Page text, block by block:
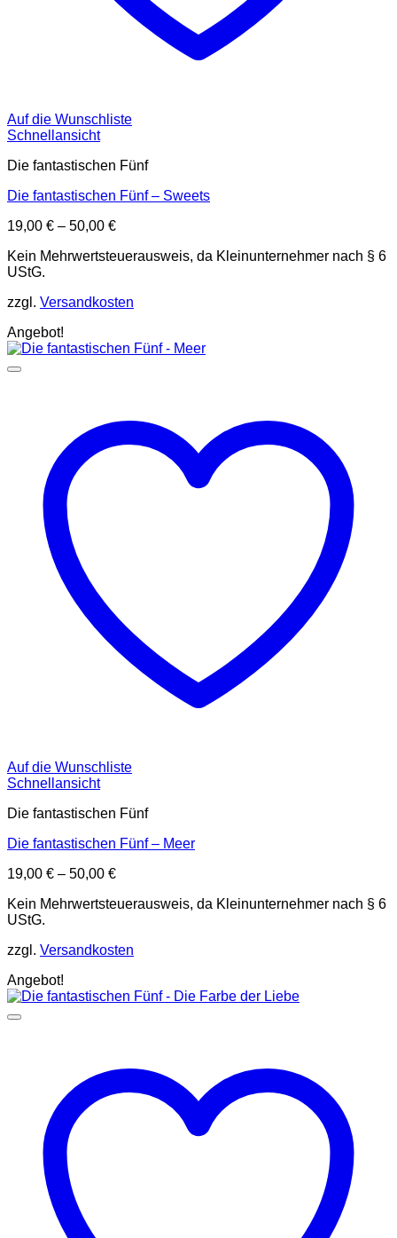
Auf die Wunschliste
Schnellansicht
Die fantastischen Fünf
Die fantastischen Fünf – Sweets
19,00 € – 50,00 €
Kein Mehrwertsteuerausweis, da Kleinunternehmer nach § 6
UStG.
zzgl. Versandkosten
Angebot!
Auf die Wunschliste
Schnellansicht
Die fantastischen Fünf
Die fantastischen Fünf – Meer
19,00 € – 50,00 €
Kein Mehrwertsteuerausweis, da Kleinunternehmer nach § 6
UStG.
zzgl. Versandkosten
Angebot!